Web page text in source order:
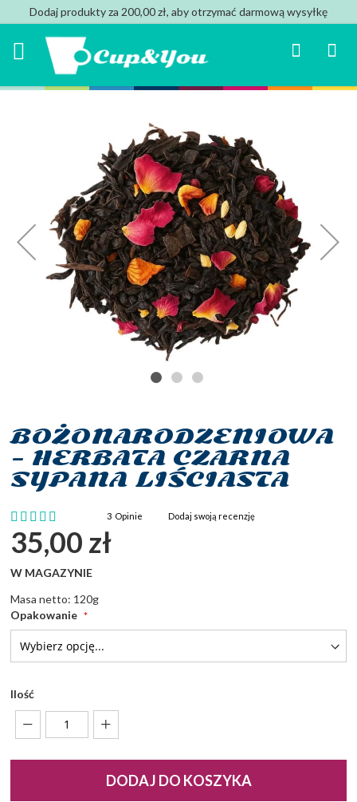
Dodaj produkty za 200,00 zł, aby otrzymać darmową wysyłkę
Mój
Search
BOŻONARODZENIOWA
- HERBATA CZARNA
SYPANA LIŚCIASTA
Ocena:
100
% of100
3 Opinie Dodaj swoją recenzję
35,00 zł
W MAGAZYNIE
Masa netto: 120g
Opakowanie
Ilość
DODAJ DO KOSZYKA
Przejdź
początek
galerii